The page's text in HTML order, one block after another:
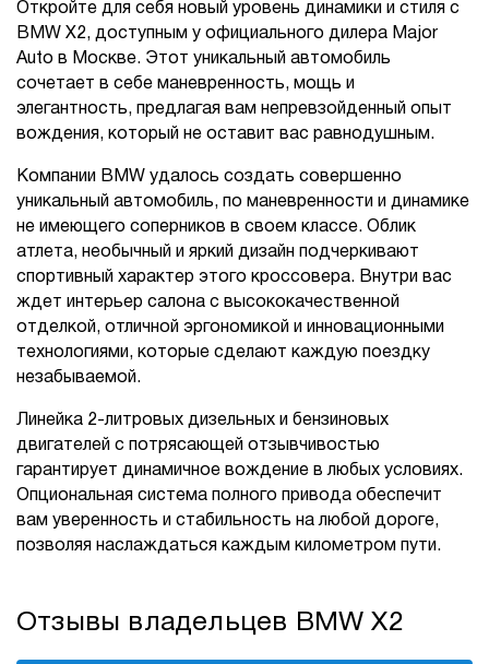
Откройте для себя новый уровень динамики и стиля с
BMW X2, доступным у официального дилера Major
Auto в Москве. Этот уникальный автомобиль
сочетает в себе маневренность, мощь и
элегантность, предлагая вам непревзойденный опыт
вождения, который не оставит вас равнодушным.
Компании BMW удалось создать совершенно
уникальный автомобиль, по маневренности и динамике
не имеющего соперников в своем классе. Облик
атлета, необычный и яркий дизайн подчеркивают
спортивный характер этого кроссовера. Внутри вас
ждет интерьер салона с высококачественной
отделкой, отличной эргономикой и инновационными
технологиями, которые сделают каждую поездку
незабываемой.
Линейка 2-литровых дизельных и бензиновых
двигателей с потрясающей отзывчивостью
гарантирует динамичное вождение в любых условиях.
Опциональная система полного привода обеспечит
вам уверенность и стабильность на любой дороге,
позволяя наслаждаться каждым километром пути.
Отзывы владельцев BMW X2